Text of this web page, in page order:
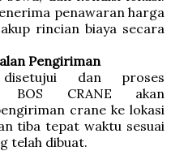
penawaran harga
rincian biaya secara
Pengiriman
dan proses
BOS CRANE akan
crane ke lokasi
tiba tepat waktu sesuai
telah dibuat.